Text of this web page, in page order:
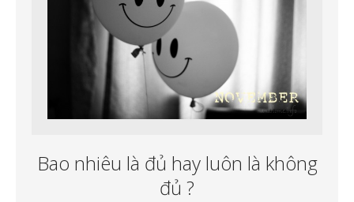
Bao nhiêu là đủ hay luôn là không
đủ ?